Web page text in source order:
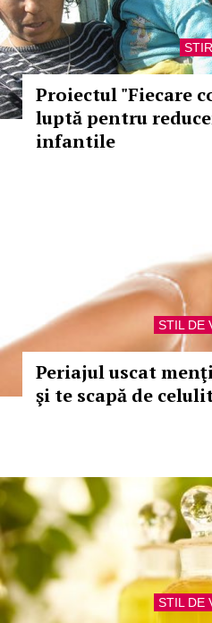
Proiectul "Fiecare
luptă pentru
infantile
STIL DE
Periajul uscat
şi te scapă de
STIL DE